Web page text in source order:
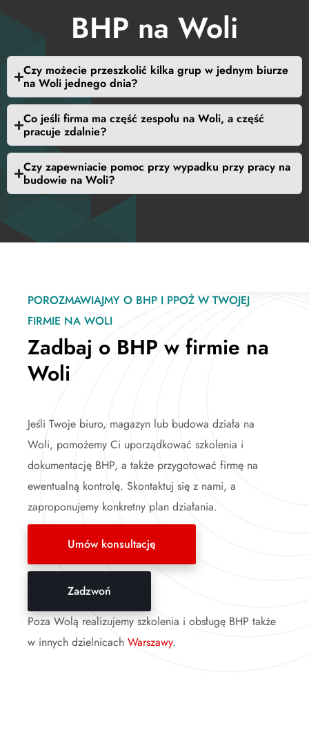
BHP na Woli
Czy możecie przeszkolić kilka grup w jednym biurze
na Woli jednego dnia?
Co jeśli firma ma część zespołu na Woli, a część
pracuje zdalnie?
Czy zapewniacie pomoc przy wypadku przy pracy na
budowie na Woli?
POROZMAWIAJMY O BHP I PPOŻ W TWOJEJ
FIRMIE NA WOLI
Zadbaj o BHP w firmie na
Woli
Jeśli Twoje biuro, magazyn lub budowa działa na
Woli, pomożemy Ci uporządkować szkolenia i
dokumentację BHP, a także przygotować firmę na
ewentualną kontrolę. Skontaktuj się z nami, a
zaproponujemy konkretny plan działania.
Umów konsultację
Zadzwoń
Poza Wolą realizujemy szkolenia i obsługę BHP także
w innych dzielnicach Warszawy.